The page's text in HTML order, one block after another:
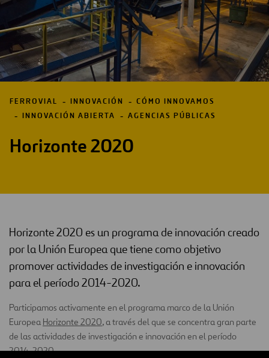
FERROVIAL INNOVACIÓN
CÓMO INNOVAMOS
INNOVACIÓN ABIERTA
AGENCIAS PÚBLICAS
Horizonte 2020
Horizonte 2020 es un programa de innovación creado
por la Unión Europea que tiene como objetivo
promover actividades de investigación e innovación
para el período 2014-2020.
Participamos activamente en el programa marco de la Unión
Europea Horizonte 2020, a través del que se concentra gran parte
de las actividades de investigación e innovación en el período
2014-2020.